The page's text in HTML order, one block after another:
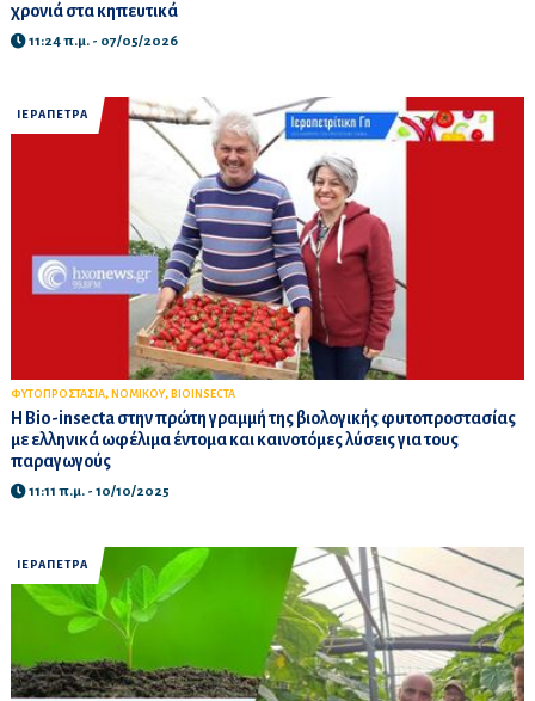
χρονιά στα κηπευτικά
11:24 π.μ. - 07/05/2026
ΙΕΡΑΠΕΤΡΑ
ΦΥΤΟΠΡΟΣΤΑΣΙΑ, ΝΟΜΙΚΟΥ, BIOINSECTA
Η Bio-insecta στην πρώτη γραμμή της βιολογικής φυτοπροστασίας
με ελληνικά ωφέλιμα έντομα και καινοτόμες λύσεις για τους
παραγωγούς
11:11 π.μ. - 10/10/2025
ΙΕΡΑΠΕΤΡΑ